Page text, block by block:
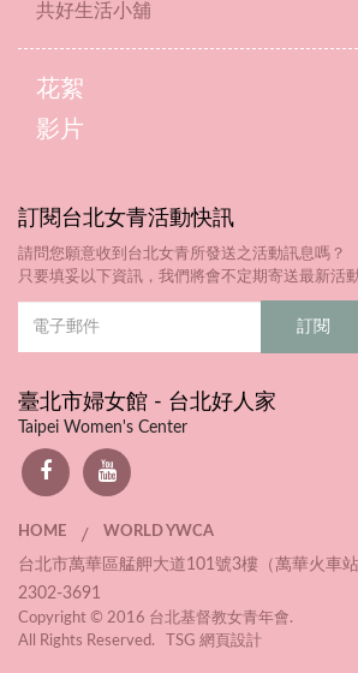
共好生活小舖
花絮
影片
訂閱台北女青活動快訊
請問您願意收到台北女青所發送之活動訊息嗎？
只要填妥以下資訊，我們將會不定期寄送最新活
臺北市婦女館 - 台北好人家
Taipei Women's Center
HOME / WORLD YWCA
台北市萬華區艋舺大道101號3樓（萬華火車
2302-3691
Copyright © 2016 台北基督教女青年會.
All Rights Reserved. TSG 網頁設計